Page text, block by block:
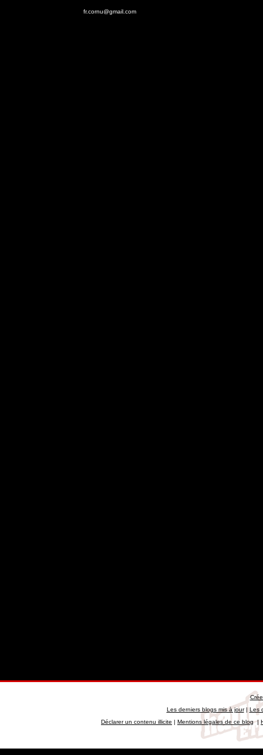
fr.cornu@gmail.com
Les derniers blogs mis à jour|Les
Déclarer un contenu illicite | Mentions légales de ce blog|